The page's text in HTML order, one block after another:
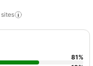
sites
81%